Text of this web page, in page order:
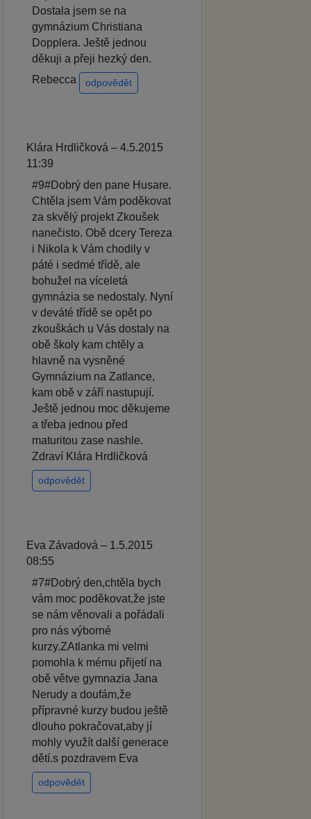
Dostala jsem se na
gymnázium Christiana
Dopplera. Ještě jednou
děkuji a přeji hezký den.
Rebecca
odpovědět
Klára Hrdličková – 4.5.2015
11:39
#9#Dobrý den pane Husare.
Chtěla jsem Vám poděkovat
za skvělý projekt Zkoušek
nanečisto. Obě dcery Tereza
i Nikola k Vám chodily v
páté i sedmé třídě, ale
bohužel na víceletá
gymnázia se nedostaly. Nyní
v deváté třídě se opět po
zkouškách u Vás dostaly na
obě školy kam chtěly a
hlavně na vysněné
Gymnázium na Zatlance,
kam obě v září nastupují.
Ještě jednou moc děkujeme
a třeba jednou před
maturitou zase nashle.
Zdraví Klára Hrdličková
odpovědět
Eva Závadová – 1.5.2015
08:55
#7#Dobrý den,chtěla bych
vám moc poděkovat,že jste
se nám věnovali a pořádali
pro nás výborné
kurzy.ZAtlanka mi velmi
pomohla k mému přijetí na
obě větve gymnazia Jana
Nerudy a doufám,že
přípravné kurzy budou ještě
dlouho pokračovat,aby jí
mohly využít další generace
dětí.s pozdravem Eva
odpovědět